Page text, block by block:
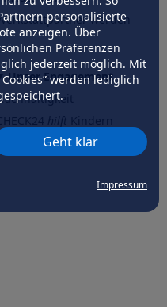
personalisierte
anzeigen. Über
Präferenzen
jederzeit möglich. Mit
werden lediglich
Geht klar
Impressum
werden
Unser Engagement
CHECK24hilftder Natur